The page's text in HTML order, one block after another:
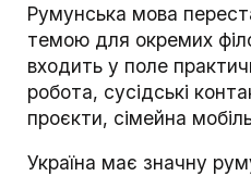
Румунська мова
темою для окремих
входить у поле
робота, сусідські
проєкти, сімейна
Україна має значну